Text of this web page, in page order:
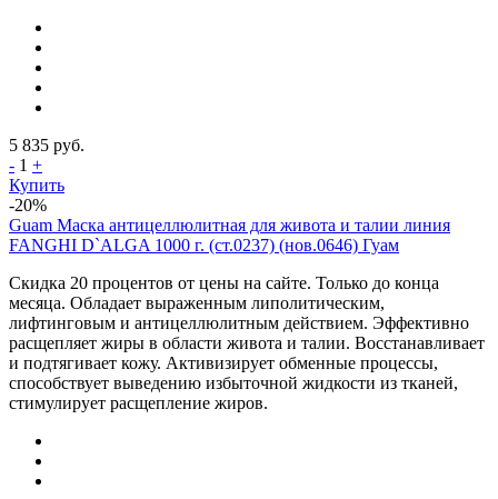
5 835 руб.
- 1 +
Купить
-20%
Guam Маска антицеллюлитная для живота и талии линия
FANGHI D`ALGA 1000 г. (ст.0237) (нов.0646) Гуам
Скидка 20 процентов от цены на сайте. Только до конца
месяца. Обладает выраженным липолитическим,
лифтинговым и антицеллюлитным действием. Эффективно
расщепляет жиры в области живота и талии. Восстанавливает
и подтягивает кожу. Активизирует обменные процессы,
способствует выведению избыточной жидкости из тканей,
стимулирует расщепление жиров.